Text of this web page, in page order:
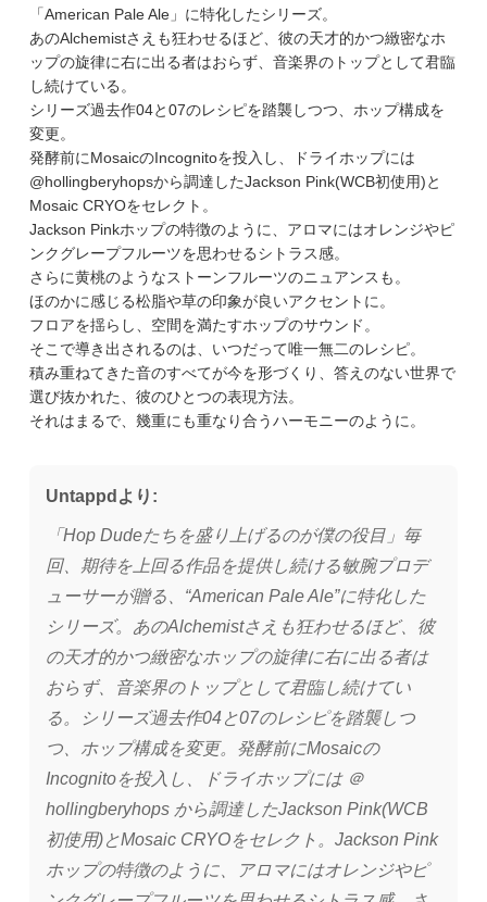
「American Pale Ale」に特化したシリーズ。
あのAlchemistさえも狂わせるほど、彼の天才的かつ緻密なホ
ップの旋律に右に出る者はおらず、音楽界のトップとして君臨
し続けている。
シリーズ過去作04と07のレシピを踏襲しつつ、ホップ構成を
変更。
発酵前にMosaicのIncognitoを投入し、ドライホップには
@hollingberyhopsから調達したJackson Pink(WCB初使用)と
Mosaic CRYOをセレクト。
Jackson Pinkホップの特徴のように、アロマにはオレンジやピ
ンクグレープフルーツを思わせるシトラス感。
さらに黄桃のようなストーンフルーツのニュアンスも。
ほのかに感じる松脂や草の印象が良いアクセントに。
フロアを揺らし、空間を満たすホップのサウンド。
そこで導き出されるのは、いつだって唯一無二のレシピ。
積み重ねてきた音のすべてが今を形づくり、答えのない世界で
選び抜かれた、彼のひとつの表現方法。
それはまるで、幾重にも重なり合うハーモニーのように。
Untappdより:
「Hop Dudeたちを盛り上げるのが僕の役目」毎
回、期待を上回る作品を提供し続ける敏腕プロデ
ューサーが贈る、“American Pale Ale”に特化した
シリーズ。あのAlchemistさえも狂わせるほど、彼
の天才的かつ緻密なホップの旋律に右に出る者は
おらず、音楽界のトップとして君臨し続けてい
る。シリーズ過去作04と07のレシピを踏襲しつ
つ、ホップ構成を変更。発酵前にMosaicの
Incognitoを投入し、ドライホップには ＠
hollingberyhops から調達したJackson Pink(WCB
初使用)とMosaic CRYOをセレクト。Jackson Pink
ホップの特徴のように、アロマにはオレンジやピ